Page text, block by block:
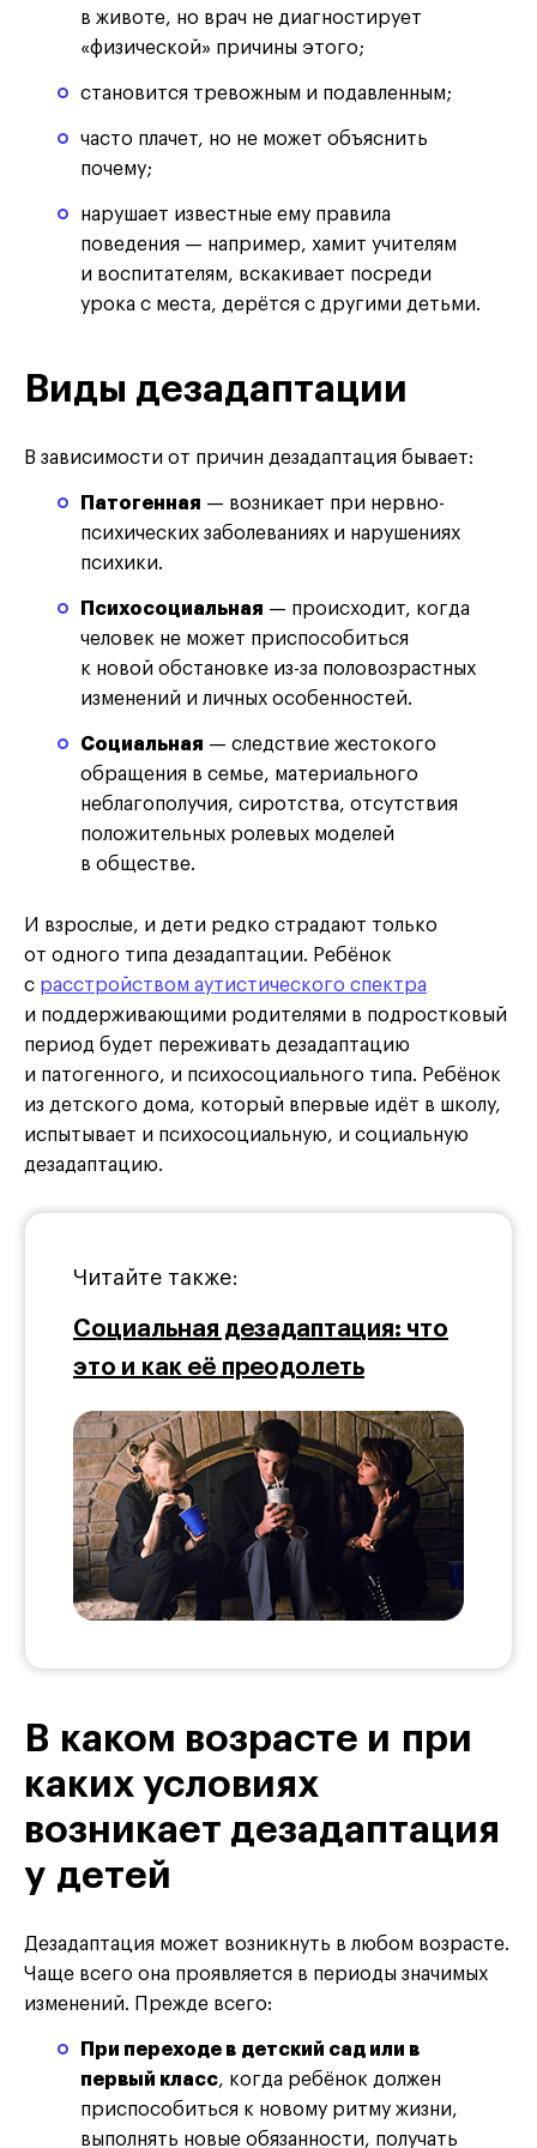
в животе, но врач не диагностирует
«физической» причины этого;
становится тревожным и подавленным;
часто плачет, но не может объяснить
почему;
нарушает известные ему правила
поведения — например, хамит учителям
и воспитателям, вскакивает посреди
урока с места, дерётся с другими детьми.
Виды дезадаптации
В зависимости от причин дезадаптация бывает:
Патогенная — возникает при нервно-
психических заболеваниях и нарушениях
психики.
Психосоциальная — происходит, когда
человек не может приспособиться
к новой обстановке из-за половозрастных
изменений и личных особенностей.
Социальная — следствие жестокого
обращения в семье, материального
неблагополучия, сиротства, отсутствия
положительных ролевых моделей
в обществе.
И взрослые, и дети редко страдают только
от одного типа дезадаптации. Ребёнок
с расстройством аутистического спектра
и поддерживающими родителями в подростковый
период будет переживать дезадаптацию
и патогенного, и психосоциального типа. Ребёнок
из детского дома, который впервые идёт в школу,
испытывает и психосоциальную, и социальную
дезадаптацию.
Читайте также:
Социальная дезадаптация: что
это и как её преодолеть
В каком возрасте и при
каких условиях
возникает дезадаптация
у детей
Дезадаптация может возникнуть в любом возрасте.
Чаще всего она проявляется в периоды значимых
изменений. Прежде всего:
При переходе в детский сад или в
первый класс, когда ребёнок должен
приспособиться к новому ритму жизни,
выполнять новые обязанности, получать